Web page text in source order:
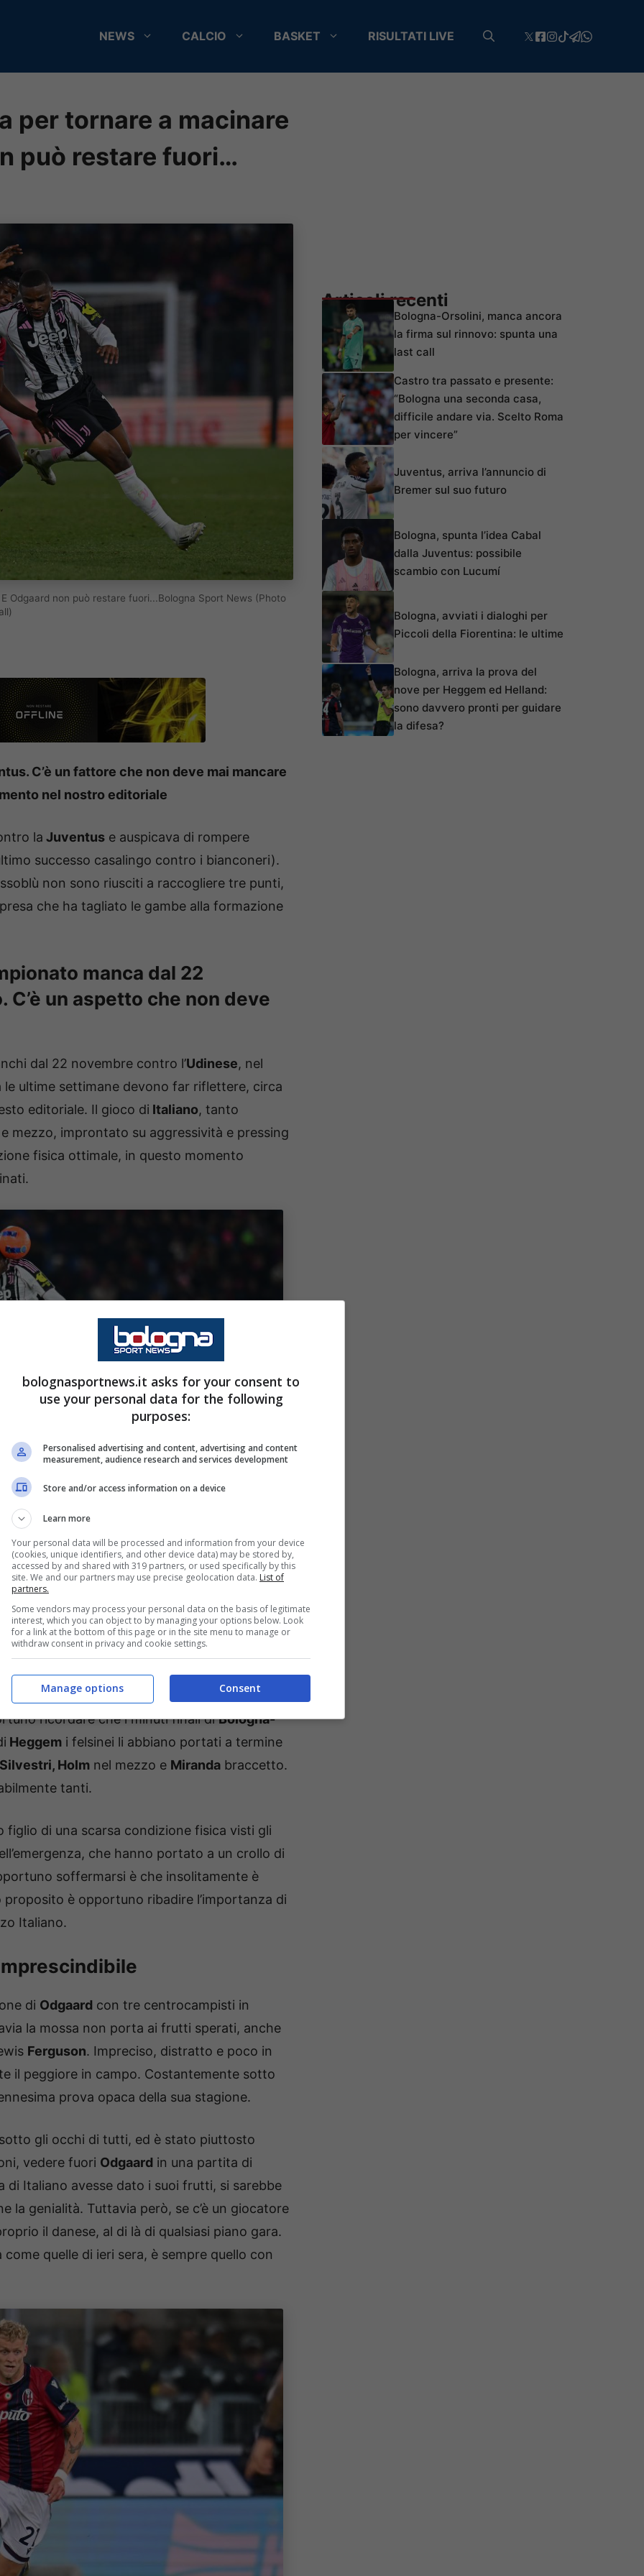
NEWS CALCIO BASKET RISULTATI LIVE
per tornare a macinare
può restare fuori…
Odgaard non può restare fuori...Bologna Sport News (Photo
C’è un fattore che non deve mai mancare
nel nostro editoriale
la Juventus e auspicava di rompere
successo casalingo contro i bianconeri).
non sono riusciti a raccogliere tre punti,
che ha tagliato le gambe alla formazione
manca dal 22
un aspetto che non deve
dal 22 novembre contro l’Udinese, nel
ultime settimane devono far riflettere, circa
editoriale. Il gioco di Italiano, tanto
mezzo, improntato su aggressività e pressing
fisica ottimale, in questo momento
I motivi del calo. C’è un aspetto che non deve
Sabattini/Getty Images Via OneFootball)
trovare alibi, sia chiaro, ma di portare alla
rilevate. Giocare ogni tre giorni è
in piena emergenza infortuni, che ha
di Vincenzo Italiano.
della formazione rossoblù, sono ben
ricordare che i minuti finali diBologna-
Heggem i felsinei li abbiano portati a termine
Holm nel mezzo e Miranda braccetto.
tanti.
figlio di una scarsa condizione fisica visti gli
che hanno portato a un crollo di
soffermarsi è che insolitamente è
è opportuno ribadire l’importanza di
Italiano.
di Odgaard con tre centrocampisti in
la mossa non porta ai frutti sperati, anche
Ferguson. Impreciso, distratto e poco in
il peggiore in campo. Costantemente sotto
prova opaca della sua stagione.
gli occhi di tutti, ed è stato piuttosto
vedere fuori Odgaard in una partita di
di Italiano avesse dato i suoi frutti, si sarebbe
la genialità. Tuttavia però, se c’è un giocatore
il danese, al di là di qualsiasi piano gara.
quelle di ieri sera, è sempre quello con
Articoli recenti
Bologna-Orsolini, manca ancora
la firma sul rinnovo: spunta una
last call
Castro tra passato e presente:
“Bologna una seconda casa,
difficile andare via. Scelto Roma
per vincere”
Juventus, arriva l’annuncio di
Bremer sul suo futuro
Bologna, spunta l’idea Cabal
dalla Juventus: possibile
scambio con Lucumí
Bologna, avviati i dialoghi per
Piccoli della Fiorentina: le ultime
Bologna, arriva la prova del
nove per Heggem ed Helland:
sono davvero pronti per guidare
la difesa?
bolognasportnews.it asks for your consent to
use your personal data for the following
purposes:
Personalised advertising and content, advertising and content
measurement, audience research and services development
Store and/or access information on a device
Learn more
Your personal data will be processed and information from your device
(cookies, unique identifiers, and other device data) may be stored by,
accessed by and shared with 319 partners, or used specifically by this
site. We and our partners may use precise geolocation data. List of
partners.
Some vendors may process your personal data on the basis of legitimate
interest, which you can object to by managing your options below. Look
for a link at the bottom of this page or in the site menu to manage or
withdraw consent in privacy and cookie settings.
Consent
Manage options